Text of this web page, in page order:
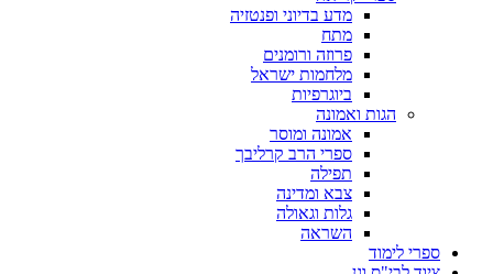
מדע בדיוני ופנטזיה
מתח
פרוזה ורומנים
מלחמות ישראל
ביוגרפיות
הגות ואמונה
אמונה ומוסר
ספרי הרב קרליבך
תפילה
צבא ומדינה
גלות וגאולה
השראה
ספרי לימוד